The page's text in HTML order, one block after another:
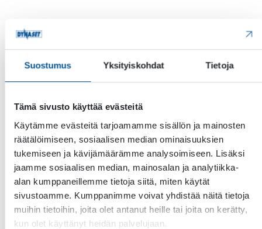
Suostumus Yksityiskohdat Tietoja
Tämä sivusto käyttää evästeitä
Käytämme evästeitä tarjoamamme sisällön ja mainosten
räätälöimiseen, sosiaalisen median ominaisuuksien
tukemiseen ja kävijämäärämme analysoimiseen. Lisäksi
jaamme sosiaalisen median, mainosalan ja analytiikka-
alan kumppaneillemme tietoja siitä, miten käytät
sivustoamme. Kumppanimme voivat yhdistää näitä tietoja
muihin tietoihin, joita olet antanut heille tai joita on kerätty,
kun olet käyttänyt heidän palvelujaan.
Nimi
Sukunimi
Yritys *